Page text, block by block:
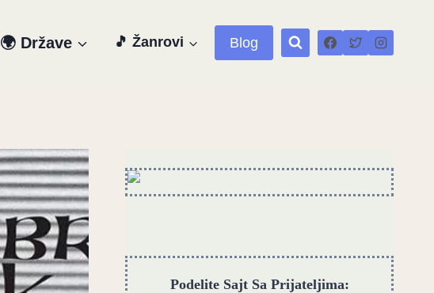
🌍 Države 🎵 Žanrovi Blog
Podelite Sajt Sa Prijateljima: